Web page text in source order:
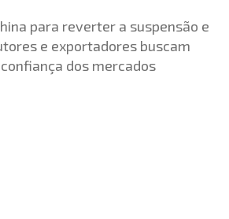
para reverter a suspensão e
e exportadores buscam
dos mercados